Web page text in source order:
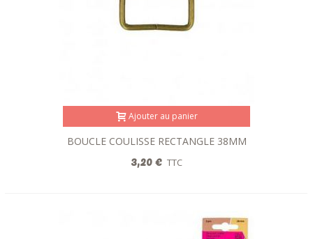
Ajouter au panier
BOUCLE COULISSE RECTANGLE 38MM
BRONZE
3,20 € TTC